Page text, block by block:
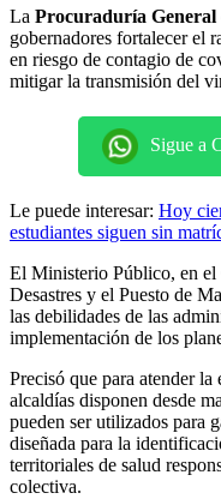
La Procuraduría General
gobernadores fortalecer el
en riesgo de contagio de
mitigar la transmisión del
Sigue a
Le puede interesar: Hoy
estudiantes siguen sin
El Ministerio Público, en
Desastres y el Puesto de
las debilidades de las
implementación de los
Precisó que para atender
alcaldías disponen desde
pueden ser utilizados para
diseñada para la
territoriales de salud
colectiva.